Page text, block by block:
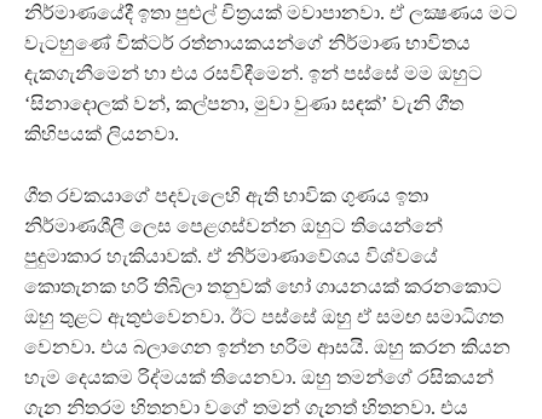
නිර්මාණයේදී ඉතා පුළුල් චිත‍්‍රයක් මවාපානවා. ඒ ලක්‍ෂණය මට
වැටහුණේ වික්ටර් රත්නායකයන්ගේ නිර්මාණ භාවිතය
දැකගැනීමෙන් හා එය රසවිඳීමෙන්. ඉන් පස්සේ මම ඔහුට
‘සිනාදොලක් වන්, කල්පනා, මුවා වුණා සඳක්’ වැනි ගීත
කිහිපයක් ලියනවා.
ගීත රචකයාගේ පදවැලෙහි ඇති භාවික ගුණය ඉතා
නිර්මාණශීලී ලෙස පෙළගස්වන්න ඔහුට තියෙන්නේ
පුදුමාකාර හැකියාවක්. ඒ නිර්මාණාවේශය විශ්වයේ
කොතැනක හරි තිබිලා තනුවක් හෝ ගායනයක් කරනකොට
ඔහු තුළට ඇතුළුවෙනවා. ඊට පස්සේ ඔහු ඒ සමඟ සමාධිගත
වෙනවා. එය බලාගෙන ඉන්න හරිම ආසයි. ඔහු කරන කියන
හැම දෙයකම රිද්මයක් තියෙනවා. ඔහු තමන්ගේ රසිකයන්
ගැන නිතරම හිතනවා වගේ තමන් ගැනත් හිතනවා. එය